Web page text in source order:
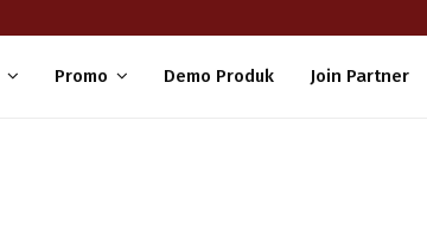
Promo Demo Produk Join Partner